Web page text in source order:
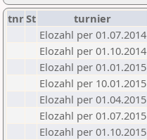
tnrSt turnier
Elozahl per 01.07.2014
Elozahl per 01.10.2014
Elozahl per 01.01.2015
Elozahl per 10.01.2015
Elozahl per 01.04.2015
Elozahl per 01.07.2015
Elozahl per 01.10.2015